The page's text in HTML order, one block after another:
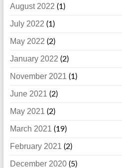
August 2022 (1)
July 2022 (1)
May 2022 (2)
January 2022 (2)
November 2021 (1)
June 2021 (2)
May 2021 (2)
March 2021 (19)
February 2021 (2)
December 2020(5)